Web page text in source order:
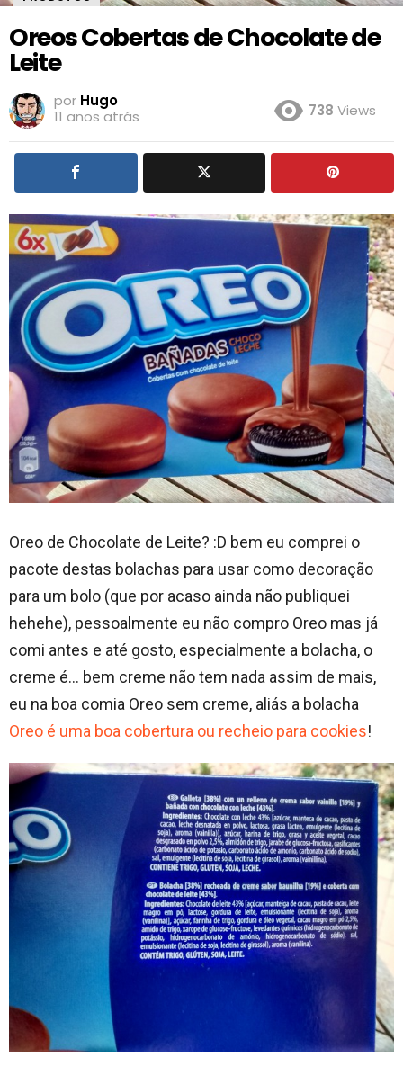
Oreos Cobertas de Chocolate de
Leite
por Hugo
11 anos atrás
738 Views
Oreo de Chocolate de Leite? :D bem eu comprei o
pacote destas bolachas para usar como decoração
para um bolo (que por acaso ainda não publiquei
hehehe), pessoalmente eu não compro Oreo mas já
comi antes e até gosto, especialmente a bolacha, o
creme é… bem creme não tem nada assim de mais,
eu na boa comia Oreo sem creme, aliás a bolacha
Oreo é uma boa cobertura ou recheio para cookies!